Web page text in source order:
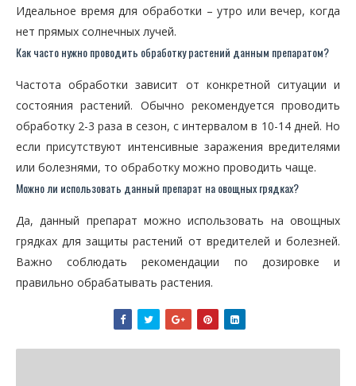
Идеальное время для обработки – утро или вечер, когда
нет прямых солнечных лучей.
Как часто нужно проводить обработку растений данным препаратом?
Частота обработки зависит от конкретной ситуации и
состояния растений. Обычно рекомендуется проводить
обработку 2-3 раза в сезон, с интервалом в 10-14 дней. Но
если присутствуют интенсивные заражения вредителями
или болезнями, то обработку можно проводить чаще.
Можно ли использовать данный препарат на овощных грядках?
Да, данный препарат можно использовать на овощных
грядках для защиты растений от вредителей и болезней.
Важно соблюдать рекомендации по дозировке и
правильно обрабатывать растения.